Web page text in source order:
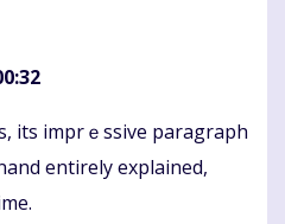
its imprｅssive paragraph
entirely explained,